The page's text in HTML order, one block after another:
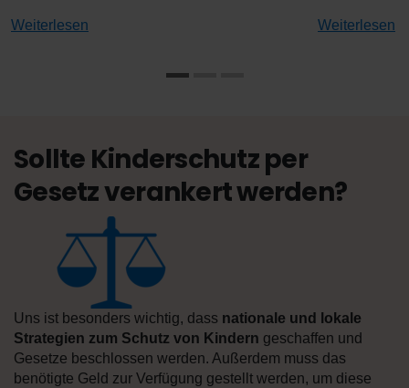
Weiterlesen
die keine
Weiterlesen
Sollte Kinderschutz per
Gesetz verankert werden?
Uns ist besonders wichtig, dass nationale und lokale
Strategien zum Schutz von Kindern geschaffen und
Gesetze beschlossen werden. Außerdem muss das
benötigte Geld zur Verfügung gestellt werden, um diese